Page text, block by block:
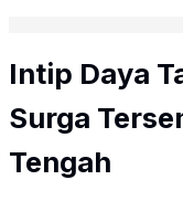
Intip Daya
Surga
Tengah